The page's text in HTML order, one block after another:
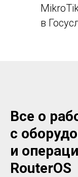
в
Все о
с
и
RouterOS